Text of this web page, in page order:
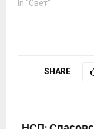
In "Свет"
SHARE